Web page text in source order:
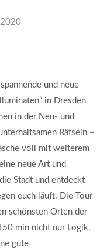
und neue
in Dresden
in der Neu- und
Rätseln –
voll mit weiterem
neue Art und
Stadt und entdeckt
euch läuft. Die Tour
schönsten Orten der
min nicht nur Logik,
gute